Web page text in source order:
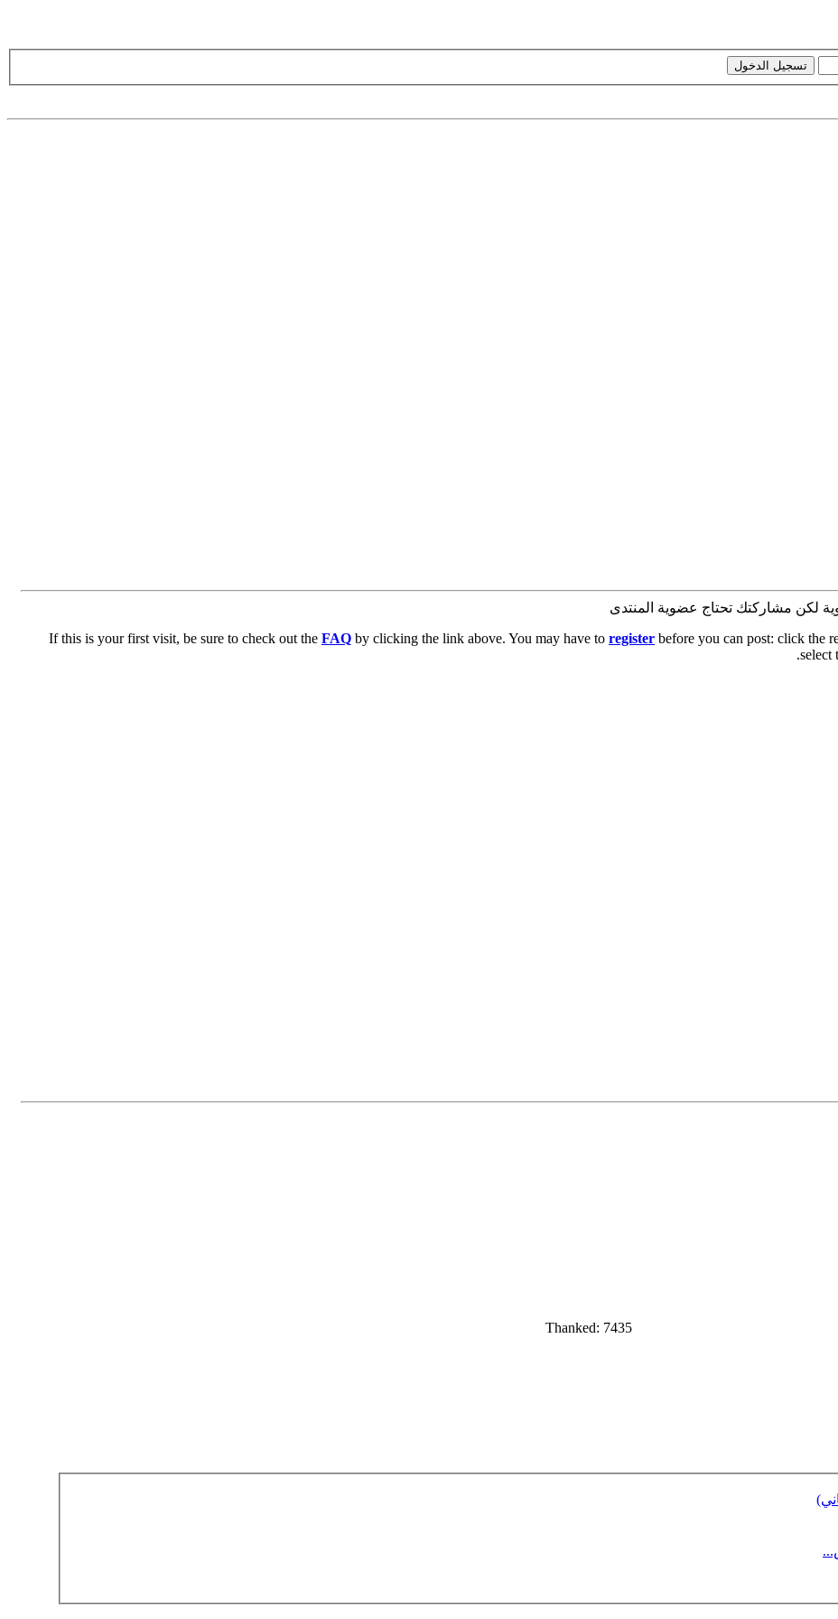
لكن مشاركتك تحتاج عضوية المنتدى
If this is your first visit, be sure to check out the FAQ by clicking the link above. You may have to register before you can post: click the
select
Thanked: 7435